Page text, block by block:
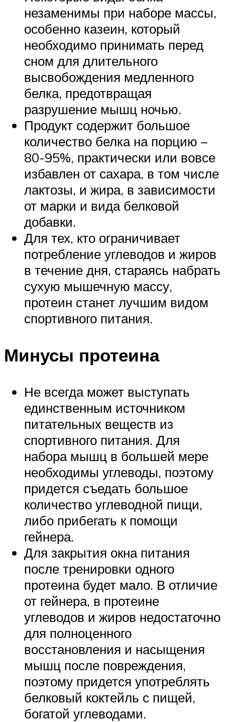
незаменимы при наборе массы,
особенно казеин, который
необходимо принимать перед
сном для длительного
высвобождения медленного
белка, предотвращая
разрушение мышц ночью.
Продукт содержит большое
количество белка на порцию –
80-95%, практически или вовсе
избавлен от сахара, в том числе
лактозы, и жира, в зависимости
от марки и вида белковой
добавки.
Для тех, кто ограничивает
потребление углеводов и жиров
в течение дня, стараясь набрать
сухую мышечную массу,
протеин станет лучшим видом
спортивного питания.
Минусы протеина
Не всегда может выступать
единственным источником
питательных веществ из
спортивного питания. Для
набора мышц в большей мере
необходимы углеводы, поэтому
придется съедать большое
количество углеводной пищи,
либо прибегать к помощи
гейнера.
Для закрытия окна питания
после тренировки одного
протеина будет мало. В отличие
от гейнера, в протеине
углеводов и жиров недостаточно
для полноценного
восстановления и насыщения
мышц после повреждения,
поэтому придется употреблять
белковый коктейль с пищей,
богатой углеводами.